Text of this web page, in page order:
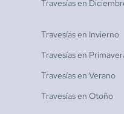
Travesías en
Travesías en Invierno
Travesías en
Travesías en Verano
Travesías en Otoño